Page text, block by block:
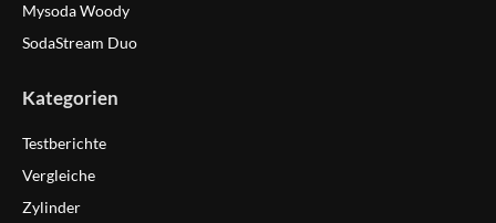
Mysoda Woody
SodaStream Duo
Kategorien
Testberichte
Vergleiche
Zylinder